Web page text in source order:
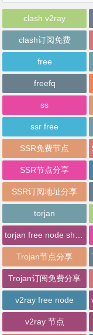
clash v2ray
clash订阅免费
free
freefq
ss
ssr free
SSR免费节点
SSR节点分享
SSR订阅地址分享
torjan
Trojan节点分享
Trojan订阅免费分享
v2ray free node
v2ray 节点